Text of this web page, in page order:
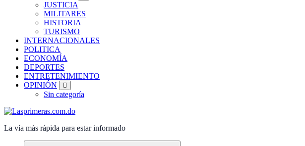
JUSTICIA
MILITARES
HISTORIA
TURISMO
INTERNACIONALES
POLITICA
ECONOMÍA
DEPORTES
ENTRETENIMIENTO
OPINIÓN
Sin categoría
La vía más rápida para estar informado